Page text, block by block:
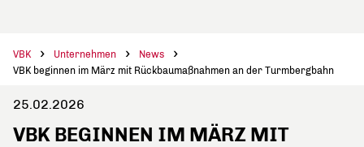
VBK Unternehmen
News
VBK beginnen im März mit Rückbaumaßnahmen an der Turmbergbahn
25.02.2026
VBK BEGINNEN IM MÄRZ MIT